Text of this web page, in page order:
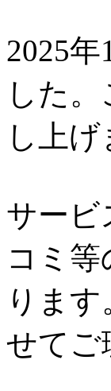
2025
した
し上げ
サービ
コミ
りま
せてご